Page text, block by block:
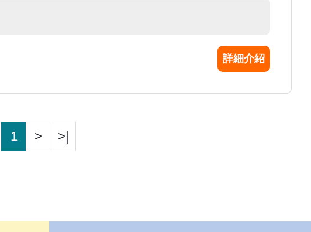
考取「ACLS(高級心臟救命術教)+EMT(緊急醫療技術
詳細介紹
1 > >|